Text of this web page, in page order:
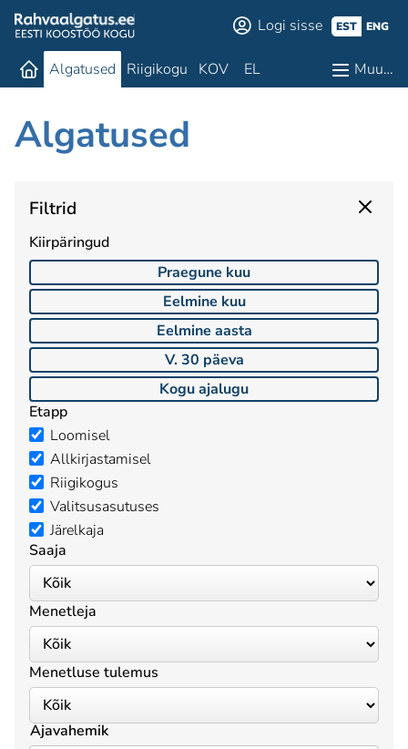
Logi sisse EST ENG
Algatused Riigikogu KOV EL Muu…
Algatused
Filtrid
Kiirpäringud
Praegune kuu
Eelmine kuu
Eelmine aasta
V. 30 päeva
Kogu ajalugu
Etapp
Loomisel
Allkirjastamisel
Riigikogus
Valitsusasutuses
Järelkaja
Saaja
Menetleja
Menetluse tulemus
Ajavahemik